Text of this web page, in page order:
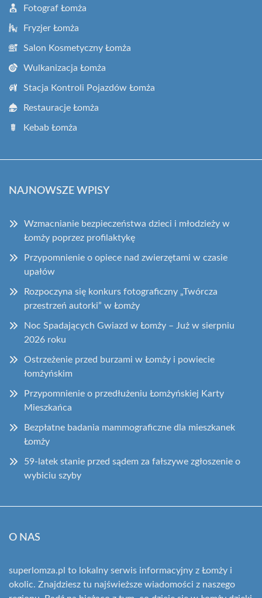
Fotograf Łomża
Fryzjer Łomża
Salon Kosmetyczny Łomża
Wulkanizacja Łomża
Stacja Kontroli Pojazdów Łomża
Restauracje Łomża
Kebab Łomża
NAJNOWSZE WPISY
Wzmacnianie bezpieczeństwa dzieci i młodzieży w
Łomży poprzez profilaktykę
Przypomnienie o opiece nad zwierzętami w czasie
upałów
Rozpoczyna się konkurs fotograficzny „Twórcza
przestrzeń autorki” w Łomży
Noc Spadających Gwiazd w Łomży – Już w sierpniu
2026 roku
Ostrzeżenie przed burzami w Łomży i powiecie
łomżyńskim
Przypomnienie o przedłużeniu Łomżyńskiej Karty
Mieszkańca
Bezpłatne badania mammograficzne dla mieszkanek
Łomży
59-latek stanie przed sądem za fałszywe zgłoszenie o
wybiciu szyby
O NAS
superlomza.pl to lokalny serwis informacyjny z Łomży i
okolic. Znajdziesz tu najświeższe wiadomości z naszego